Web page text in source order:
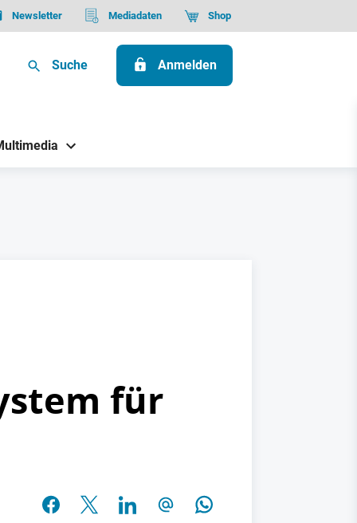
Newsletter Mediadaten Shop
Suche Anmelden
für